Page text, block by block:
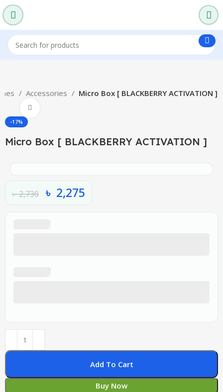
Accessories Micro Box [ BLACKBERRY ACTIVATION ]
-17%
Micro Box [ BLACKBERRY ACTIVATION ]
৳2,730 ৳ 2,275
Add To Cart
Buy Now